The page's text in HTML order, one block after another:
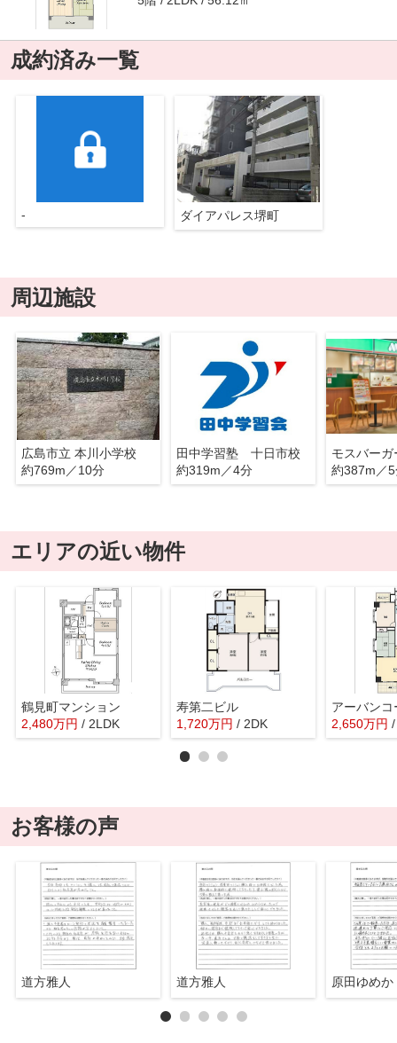
成約済み一覧
- ダイアパレス堺町
周辺施設
広島市立 本川小学校
約769m／10分
田中学習塾 十日市校
約319m／4分
約387m／
エリアの近い物件
鶴見町マンション
2,480万円 / 2LDK
寿第二ビル
1,720万円 / 2DK 2,650万円
お客様の声
道方雅人 道方雅人 原田ゆめか